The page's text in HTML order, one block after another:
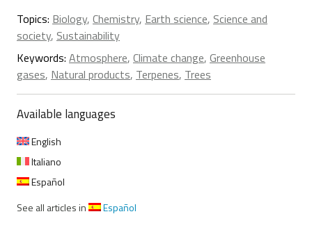
Topics: Biology, Chemistry, Earth science, Science and
society, Sustainability
Keywords: Atmosphere, Climate change, Greenhouse
gases, Natural products, Terpenes, Trees
Available languages
English
Italiano
Español
See all articles in
Español